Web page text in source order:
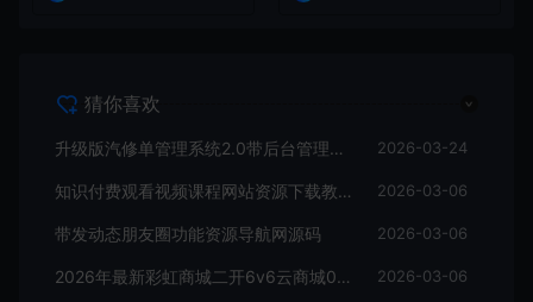
猜你喜欢
升级版汽修单管理系统2.0带后台管理+搭建教程 2026-03-24
知识付费观看视频课程网站资源下载教程资料源码带搭建教程 2026-03-06
带发动态朋友圈功能资源导航网源码 2026-03-06
2026年最新彩虹商城二开6v6云商城0.79文章系统自动添加表功能+搭建教程 2026-03-06